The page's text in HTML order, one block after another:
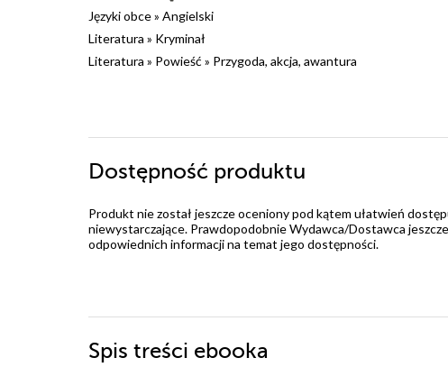
Języki obce» Angielski
Literatura » Kryminał
Literatura » Powieść » Przygoda, akcja, awantura
Dostępność produktu
Produkt nie został jeszcze oceniony pod kątem ułatwień
niewystarczające. Prawdopodobnie Wydawca/Dostawca
odpowiednich informacji na temat jego dostępności.
Spis treści ebooka